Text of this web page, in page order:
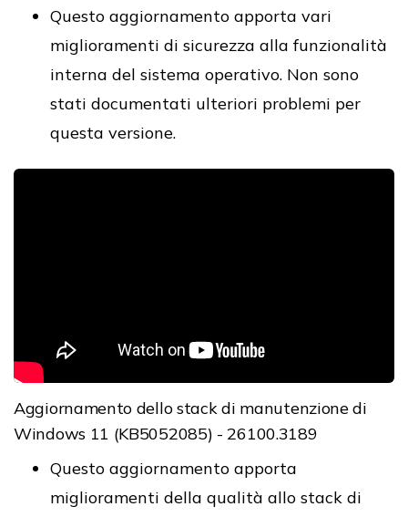
Questo aggiornamento apporta vari
miglioramenti di sicurezza alla funzionalità
interna del sistema operativo. Non sono
stati documentati ulteriori problemi per
questa versione.
Aggiornamento dello stack di manutenzione di
Windows 11 (KB5052085) - 26100.3189
Questo aggiornamento apporta
miglioramenti della qualità allo stack di